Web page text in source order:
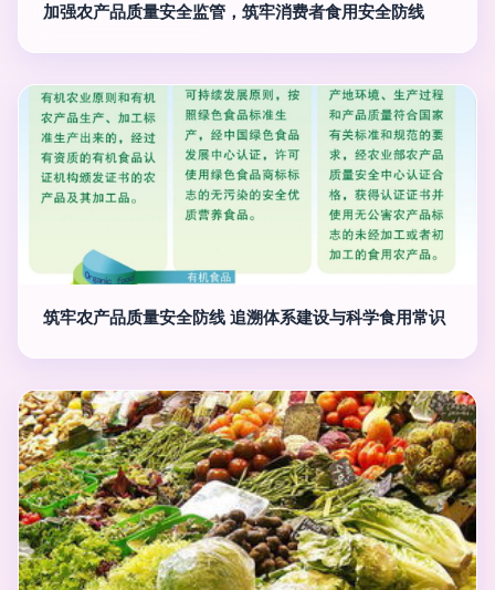
加强农产品质量安全监管，筑牢消费者食用安全防线
筑牢农产品质量安全防线 追溯体系建设与科学食用常识